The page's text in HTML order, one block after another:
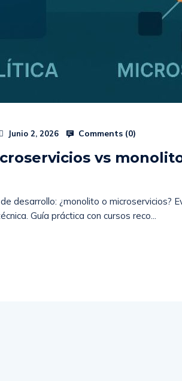
Junio 2, 2026 Comments (0)
vs
desarrollo: ¿monolito o microservicios?
Guía práctica con cursos reco...